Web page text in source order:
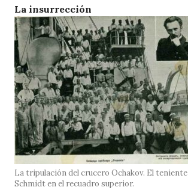
La insurrección
La tripulación del crucero Ochakov. El teniente
Schmidt en el recuadro superior.